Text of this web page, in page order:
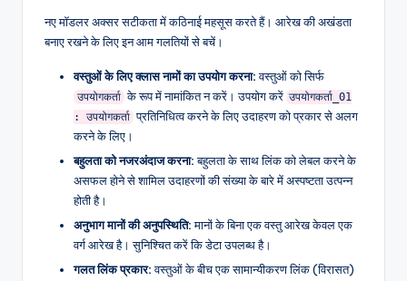
नए मॉडलर अक्सर सटीकता में कठिनाई महसूस करते हैं। आरेख की अखंडता
बनाए रखने के लिए इन आम गलतियों से बचें।
वस्तुओं के लिए क्लास नामों का उपयोग करना:वस्तुओं को सिर्फ
उपयोगकर्ता के रूप में नामांकित न करें। उपयोग करें उपयोगकर्ता_01
: उपयोगकर्ता प्रतिनिधित्व करने के लिए उदाहरण को प्रकार से अलग
करने के लिए।
बहुलता को नजरअंदाज करना:बहुलता के साथ लिंक को लेबल करने के
असफल होने से शामिल उदाहरणों की संख्या के बारे में अस्पष्टता उत्पन्न
होती है।
अनुभाग मानों की अनुपस्थिति:मानों के बिना एक वस्तु आरेख केवल एक
वर्ग आरेख है। सुनिश्चित करें कि डेटा उपलब्ध है।
गलत लिंक प्रकार:वस्तुओं के बीच एक सामान्यीकरण लिंक (विरासत)